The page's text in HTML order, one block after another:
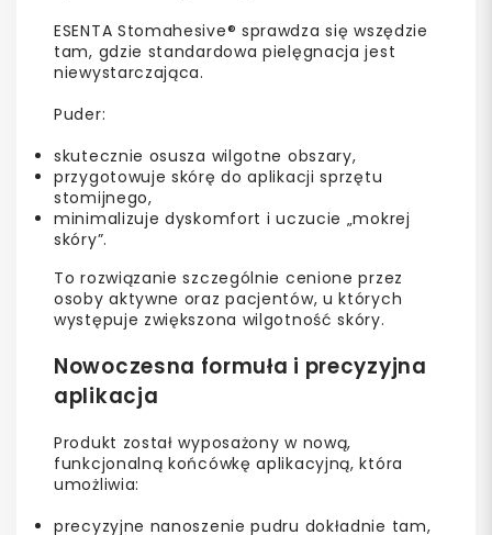
ESENTA Stomahesive® sprawdza się wszędzie
tam, gdzie standardowa pielęgnacja jest
niewystarczająca.
Puder:
skutecznie osusza wilgotne obszary,
przygotowuje skórę do aplikacji sprzętu
stomijnego,
minimalizuje dyskomfort i uczucie „mokrej
skóry”.
To rozwiązanie szczególnie cenione przez
osoby aktywne oraz pacjentów, u których
występuje zwiększona wilgotność skóry.
Nowoczesna formuła i precyzyjna
aplikacja
Produkt został wyposażony w nową,
funkcjonalną końcówkę aplikacyjną, która
umożliwia:
precyzyjne nanoszenie pudru dokładnie tam,